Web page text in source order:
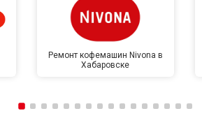
Ремонт кофемашин Nivona в
Хабаровске